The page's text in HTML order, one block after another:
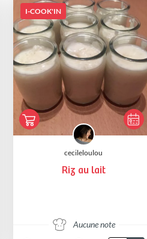
I-COOK'IN
cecileloulou
Riz au lait
Aucune note